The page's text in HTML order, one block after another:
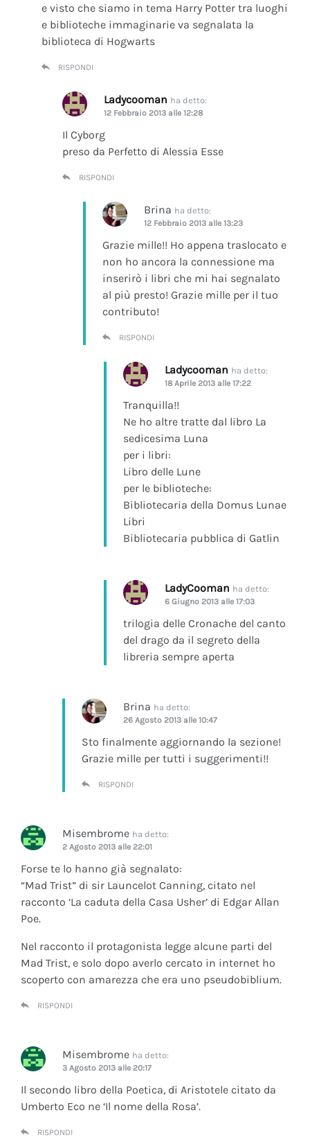
e visto che siamo in tema Harry Potter tra luoghi
e biblioteche immaginarie va segnalata la
biblioteca di Hogwarts
RISPONDI
Ladycooman ha detto:
12 Febbraio 2013 alle 12:28
Il Cyborg
preso da Perfetto di Alessia Esse
RISPONDI
Brina ha detto:
12 Febbraio 2013 alle 13:23
Grazie mille!! Ho appena traslocato e
non ho ancora la connessione ma
inserirò i libri che mi hai segnalato
al più presto! Grazie mille per il tuo
contributo!
RISPONDI
Ladycooman ha detto:
18 Aprile 2013 alle 17:22
Tranquilla!!
Ne ho altre tratte dal libro La
sedicesima Luna
per i libri:
Libro delle Lune
per le biblioteche:
Bibliotecaria della Domus Lunae
Libri
Bibliotecaria pubblica di Gatlin
LadyCooman ha detto:
6 Giugno 2013 alle 17:03
trilogia delle Cronache del canto
del drago da il segreto della
libreria sempre aperta
Brina ha detto:
26 Agosto 2013 alle 10:47
Sto finalmente aggiornando la sezione!
Grazie mille per tutti i suggerimenti!!
RISPONDI
Misembrome ha detto:
2 Agosto 2013 alle 22:01
Forse te lo hanno già segnalato:
“Mad Trist” di sir Launcelot Canning, citato nel
racconto ‘La caduta della Casa Usher’ di Edgar Allan
Poe.
Nel racconto il protagonista legge alcune parti del
Mad Trist, e solo dopo averlo cercato in internet ho
scoperto con amarezza che era uno pseudobiblium.
RISPONDI
Misembrome ha detto:
3 Agosto 2013 alle 20:17
Il secondo libro della Poetica, di Aristotele citato da
Umberto Eco ne ‘Il nome della Rosa’.
RISPONDI